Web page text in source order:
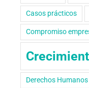
Casos prácticos
Compromiso
Derechos Humanos